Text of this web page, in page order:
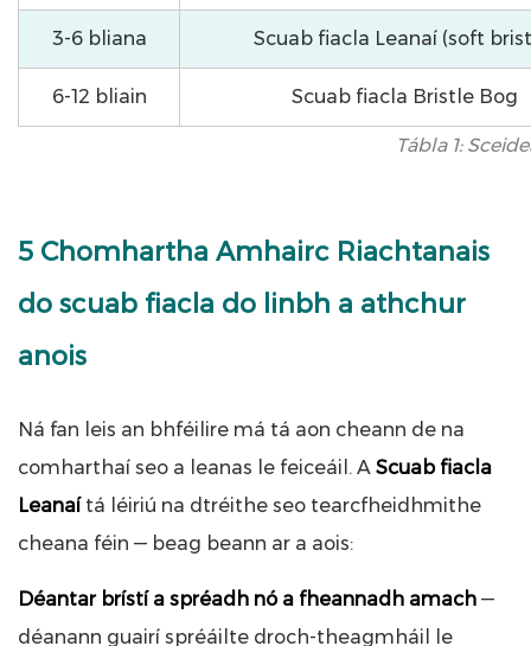
3-6 bliana Scuab fiacla Leanaí (soft
6-12 bliain Scuab fiacla Bristle Bog
Tábla 1:
5 Chomhartha Amhairc Riachtanais
do scuab fiacla do linbh a athchur
anois
Ná fan leis an bhféilire má tá aon cheann de na
comharthaí seo a leanas le feiceáil. A Scuab fiacla
Leanaí tá léiriú na dtréithe seo tearcfheidhmithe
cheana féin — beag beann ar a aois:
Déantar brístí a spréadh nó a fheannadh amach —
déanann guairí spréáilte droch-theagmháil le